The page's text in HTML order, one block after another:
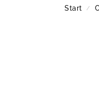
Start /